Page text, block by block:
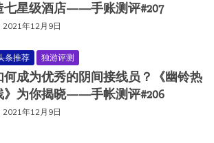
七星级酒店——手账测评#207
2021年12月9日
条推荐 独游评测
何成为优秀的阴间接线员？《幽铃热
》为你揭晓——手帐测评#206
2021年12月9日